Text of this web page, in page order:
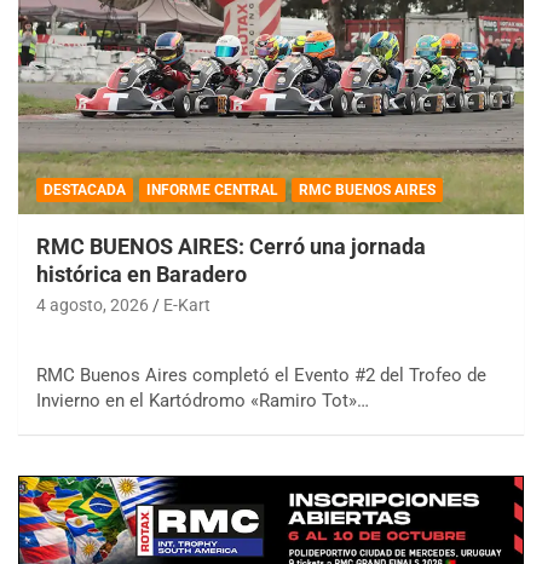
DESTACADA INFORME CENTRAL RMC BUENOS AIRES
RMC BUENOS AIRES: Cerró una jornada
histórica en Baradero
4 agosto, 2026 E-Kart
RMC Buenos Aires completó el Evento #2 del Trofeo de
Invierno en el Kartódromo «Ramiro Tot»…